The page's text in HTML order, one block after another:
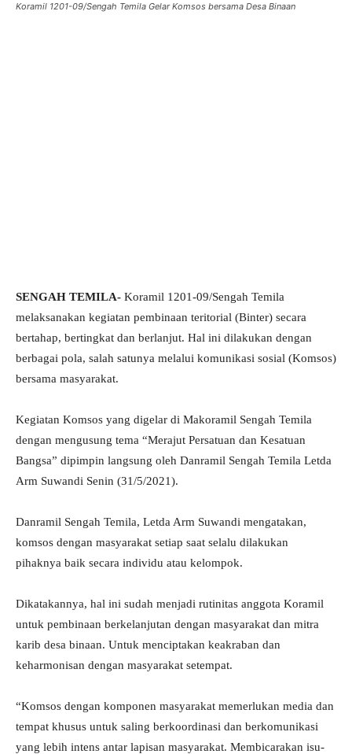
Koramil 1201-09/Sengah Temila Gelar Komsos bersama Desa Binaan
SENGAH TEMILA- Koramil 1201-09/Sengah Temila
melaksanakan kegiatan pembinaan teritorial (Binter) secara
bertahap, bertingkat dan berlanjut. Hal ini dilakukan dengan
berbagai pola, salah satunya melalui komunikasi sosial (Komsos)
bersama masyarakat.
Kegiatan Komsos yang digelar di Makoramil Sengah Temila
dengan mengusung tema “Merajut Persatuan dan Kesatuan
Bangsa” dipimpin langsung oleh Danramil Sengah Temila Letda
Arm Suwandi Senin (31/5/2021).
Danramil Sengah Temila, Letda Arm Suwandi mengatakan,
komsos dengan masyarakat setiap saat selalu dilakukan
pihaknya baik secara individu atau kelompok.
Dikatakannya, hal ini sudah menjadi rutinitas anggota Koramil
untuk pembinaan berkelanjutan dengan masyarakat dan mitra
karib desa binaan. Untuk menciptakan keakraban dan
keharmonisan dengan masyarakat setempat.
“Komsos dengan komponen masyarakat memerlukan media dan
tempat khusus untuk saling berkoordinasi dan berkomunikasi
yang lebih intens antar lapisan masyarakat. Membicarakan isu-